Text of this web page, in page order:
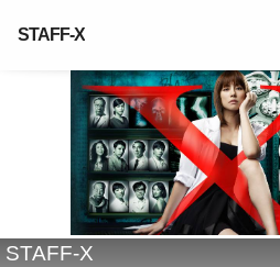
STAFF-X
STAFF-X